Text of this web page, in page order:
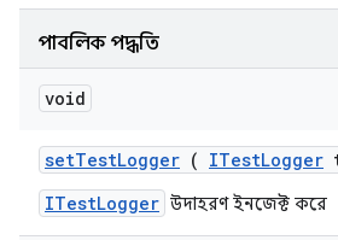
পাবলিক পদ্ধতি
void
setTestLogger ( ITestLogger
ITestLogger উদাহরণ ইনজেক্ট করে